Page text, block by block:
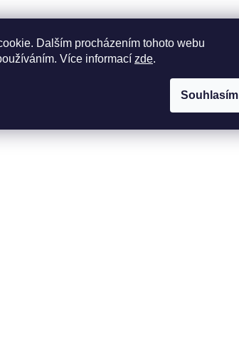
Dalším procházením tohoto webu
Více informací zde.
Souhlasím